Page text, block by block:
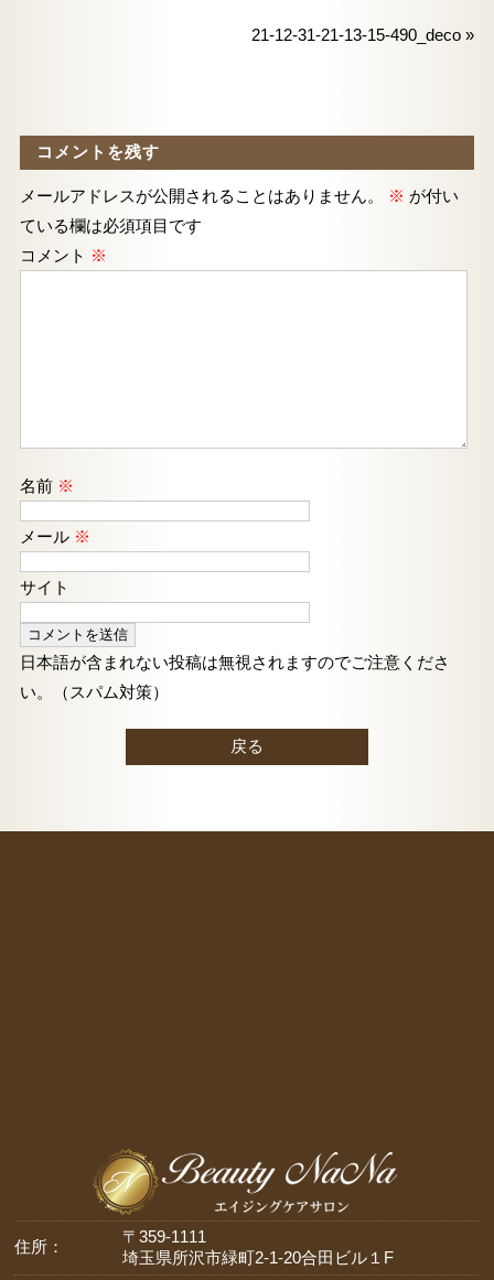
21-12-31-21-13-15-490_deco »
コメントを残す
メールアドレスが公開されることはありません。 ※ が付い
ている欄は必須項目です
コメント ※
名前 ※
メール ※
サイト
日本語が含まれない投稿は無視されますのでご注意くださ
い。（スパム対策）
戻る
住所：
〒359-1111
埼玉県所沢市緑町2-1-20合田ビル１F